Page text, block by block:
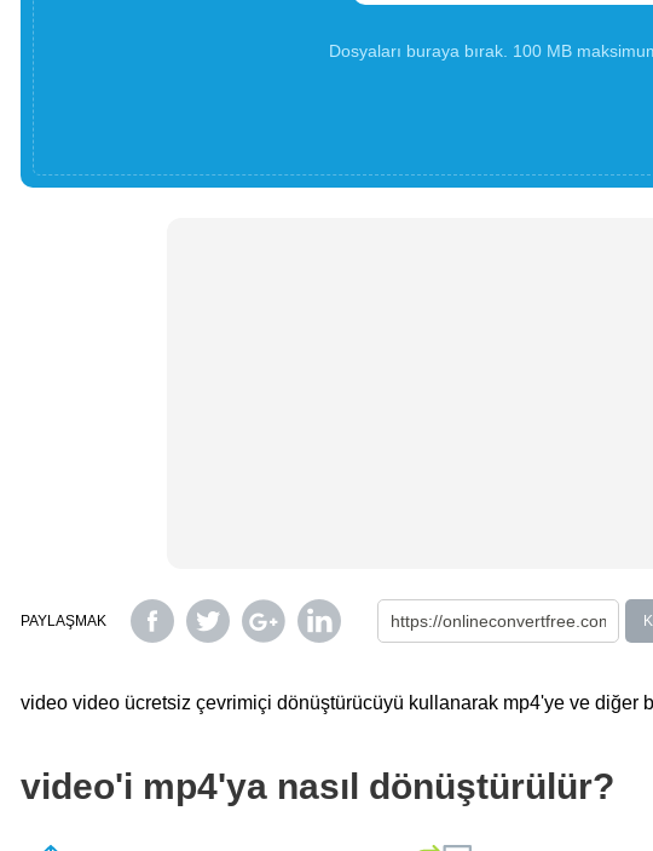
Dosyaları buraya bırak. 100 MB
PAYLAŞMAK
video video ücretsiz çevrimiçi dönüştürücüyü kullanarak mp4'ye ve diğer
video'i mp4'ya nasıl dönüştürülür?